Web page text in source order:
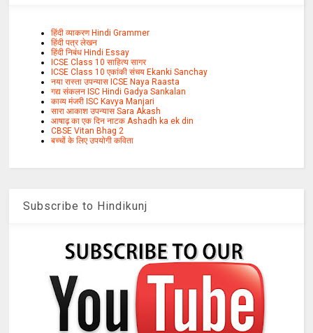
हिंदी व्याकरण Hindi Grammer
हिंदी पत्र लेखन
हिंदी निबंध Hindi Essay
ICSE Class 10 साहित्य सागर
ICSE Class 10 एकांकी संचय Ekanki Sanchay
नया रास्ता उपन्यास ICSE Naya Raasta
गद्य संकलन ISC Hindi Gadya Sankalan
काव्य मंजरी ISC Kavya Manjari
सारा आकाश उपन्यास Sara Akash
आषाढ़ का एक दिन नाटक Ashadh ka ek din
CBSE Vitan Bhag 2
बच्चों के लिए उपयोगी कविता
Subscribe to Hindikunj